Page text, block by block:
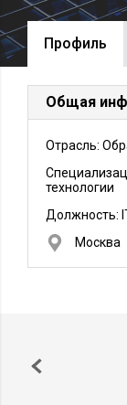
Профиль
Общая
Отрасль:
технологии
Должность:
Москва